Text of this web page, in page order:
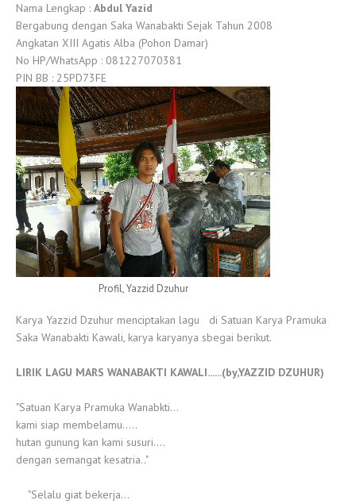
Nama Lengkap : Abdul Yazid
Bergabung dengan Saka Wanabakti Sejak Tahun 2008
Angkatan XIII Agatis Alba (Pohon Damar)
No HP/WhatsApp : 081227070381
PIN BB : 25PD73FE
Profil, Yazzid Dzuhur
Karya Yazzid Dzuhur menciptakan lagu di Satuan Karya Pramuka
Saka Wanabakti Kawali, karya karyanya sbegai berikut.
LIRIK LAGU MARS WANABAKTI KAWALI......(by,YAZZID DZUHUR)
"Satuan Karya Pramuka Wanabkti...
kami siap membelamu.....
hutan gunung kan kami susuri....
dengan semangat kesatria.."
"Selalu giat bekerja...